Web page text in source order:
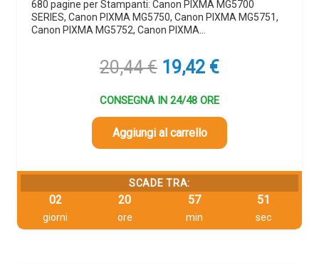
680 pagine per Stampanti: Canon PIXMA MG5700
SERIES, Canon PIXMA MG5750, Canon PIXMA MG5751,
Canon PIXMA MG5752, Canon PIXMA…
20,44€ Il
originale
era:
20,44 €.
19,42 €Il
attuale
è:
CONSEGNA IN 24/48 ORE
Aggiungi al carrello
SCADE TRA:
02
giorni
20
ore
57
min
49
sec